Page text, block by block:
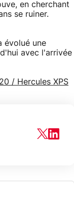
en cherchant
se ruiner.
évolué une
avec l'arrivée
/ Hercules XPS